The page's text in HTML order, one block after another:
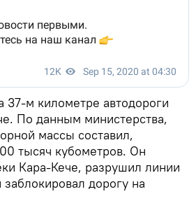
м километре автодороги
По данным министерства,
массы составил,
тысяч кубометров. Он
Кара-Кече, разрушил линии
дорогу на